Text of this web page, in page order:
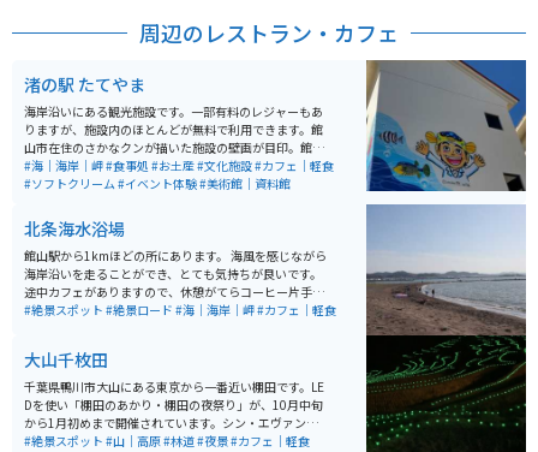
周辺のレストラン・カフェ
渚の駅 たてやま
海岸沿いにある観光施設です。一部有料のレジャーもあ
りますが、施設内のほとんどが無料で利用できます。館
山市在住のさかなクンが描いた施設の壁画が目印。館内
にはさかなクンギャラリーや、資料館、大きな水槽もあ
るうえ、海岸風景も楽しめる盛りだくさんな施設です。
#海｜海岸｜岬#食事処 #お土産#文化施設#カフェ｜軽食
#ソフトクリーム#イベント体験#美術館｜資料館
北条海水浴場
館山駅から1kmほどの所にあります。 海風を感じながら
海岸沿いを走ることができ、とても気持ちが良いです。
途中カフェがありますので、休憩がてらコーヒー片手に
海岸に足を運び、インスタ映えも狙えちゃいます。 人も
安心して車やバイクを停めれます。
#絶景スポット #絶景ロード #海｜海岸｜岬#カフェ｜軽食
大山千枚田
千葉県鴨川市大山にある東京から一番近い棚田です。LE
Dを使い「棚田のあかり・棚田の夜祭り」が、10月中旬
から1月初めまで開催されています。シン・エヴァンゲリ
オン劇場版で登場シーンのロケ地になりました。昼も綺
#絶景スポット #山｜高原#林道#夜景#カフェ｜軽食